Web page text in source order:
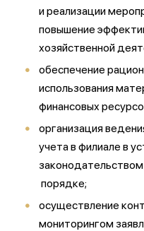
и реализации
повышение
хозяйственной
обеспечение
использования
финансовых
организация
учета в филиале в
порядке;
осуществление
мониторингом